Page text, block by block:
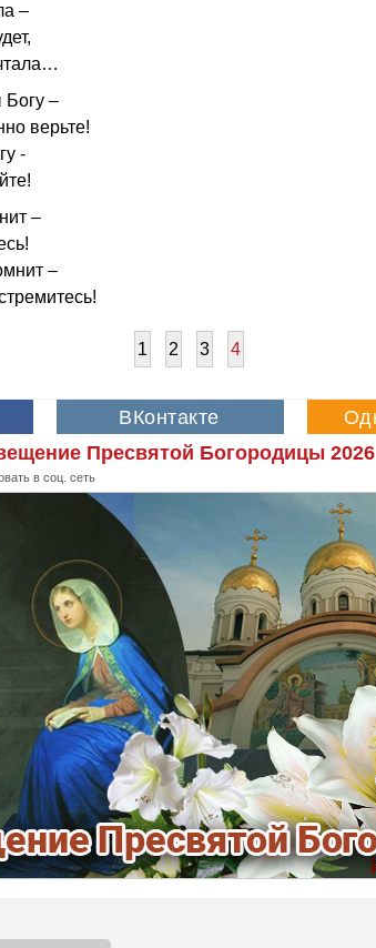
–
Богу –
верьте!
-
–
–
1 2 3 4
Пресвятой Богородицы 2026
в соц. сеть